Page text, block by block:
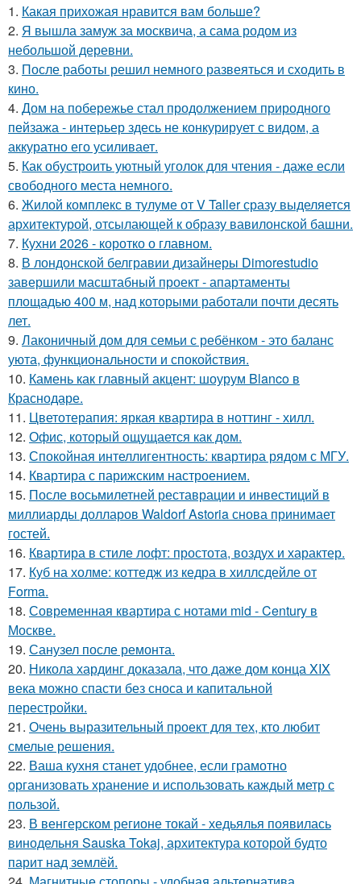
1. Какая прихожая нравится вам больше?
2. Я вышла замуж за москвича, а сама родом из
небольшой деревни.
3. После работы решил немного развеяться и сходить в
кино.
4. Дом на побережье стал продолжением природного
пейзажа - интерьер здесь не конкурирует с видом, а
аккуратно его усиливает.
5. Как обустроить уютный уголок для чтения - даже если
свободного места немного.
6. Жилой комплекс в тулуме от V Taller сразу выделяется
архитектурой, отсылающей к образу вавилонской башни.
7. Кухни 2026 - коротко о главном.
8. В лондонской белгравии дизайнеры Dimorestudio
завершили масштабный проект - апартаменты
площадью 400 м, над которыми работали почти десять
лет.
9. Лаконичный дом для семьи с ребёнком - это баланс
уюта, функциональности и спокойствия.
10. Камень как главный акцент: шоурум Blanco в
Краснодаре.
11. Цветотерапия: яркая квартира в ноттинг - хилл.
12. Офис, который ощущается как дом.
13. Спокойная интеллигентность: квартира рядом с МГУ.
14. Квартира с парижским настроением.
15. После восьмилетней реставрации и инвестиций в
миллиарды долларов Waldorf Astoria снова принимает
гостей.
16. Квартира в стиле лофт: простота, воздух и характер.
17. Куб на холме: коттедж из кедра в хиллсдейле от
Forma.
18. Современная квартира с нотами mid - Century в
Москве.
19. Санузел после ремонта.
20. Никола хардинг доказала, что даже дом конца XIX
века можно спасти без сноса и капитальной
перестройки.
21. Очень выразительный проект для тех, кто любит
смелые решения.
22. Ваша кухня станет удобнее, если грамотно
организовать хранение и использовать каждый метр с
пользой.
23. В венгерском регионе токай - хедьялья появилась
винодельня Sauska Tokaj, архитектура которой будто
парит над землёй.